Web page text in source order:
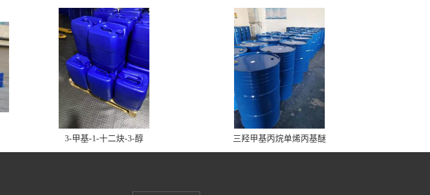
3-甲基-1-十二炔-3-醇 三羟甲基丙烷单烯丙基醚